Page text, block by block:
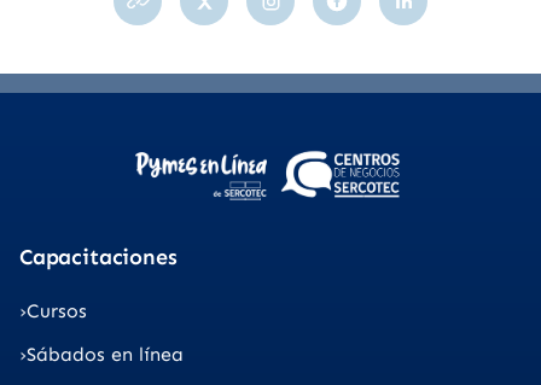
Capacitaciones
Cursos
Sábados en línea